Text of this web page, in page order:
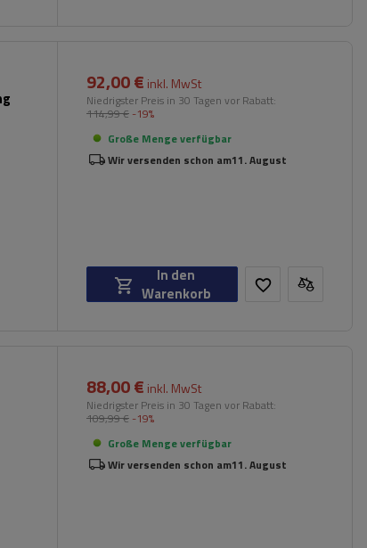
92,00 € inkl. MwSt
Niedrigster Preis in 30 Tagen vor Rabatt:
114,99 € -19%
Große Menge verfügbar
Wir versenden schon am11. August
In den
Warenkorb
88,00 € inkl. MwSt
Niedrigster Preis in 30 Tagen vor Rabatt:
109,99 € -19%
Große Menge verfügbar
Wir versenden schon am11. August